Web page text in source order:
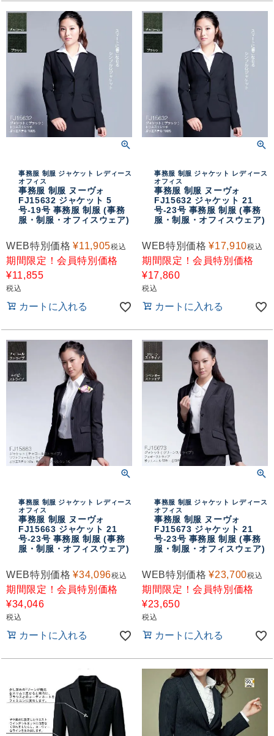
事務服 制服 ジャケット レディース
オフィス
事務服 制服 ヌーヴォ
FJ15632 ジャケット 5
号-19号 事務服 制服 (事務
服・制服・オフィスウェア)
WEB特別価格 ¥11,905税込
期間限定！会員特別価格
¥11,855
税込
カートに入れる
事務服 制服 ジャケット レディース
オフィス
事務服 制服 ヌーヴォ
FJ15632 ジャケット 21
号-23号 事務服 制服 (事務
服・制服・オフィスウェア)
WEB特別価格 ¥17,910税込
期間限定！会員特別価格
¥17,860
税込
カートに入れる
事務服 制服 ジャケット レディース
オフィス
事務服 制服 ヌーヴォ
FJ15663 ジャケット 21
号-23号 事務服 制服 (事務
服・制服・オフィスウェア)
WEB特別価格 ¥34,096税込
期間限定！会員特別価格
¥34,046
税込
カートに入れる
事務服 制服 ジャケット レディース
オフィス
事務服 制服 ヌーヴォ
FJ15673 ジャケット 21
号-23号 事務服 制服 (事務
服・制服・オフィスウェア)
WEB特別価格 ¥23,700税込
期間限定！会員特別価格
¥23,650
税込
カートに入れる